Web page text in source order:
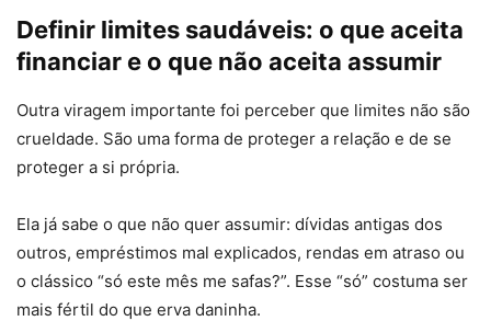
Definir limites saudáveis: o que aceita
financiar e o que não aceita assumir
Outra viragem importante foi perceber que limites não são
crueldade. São uma forma de proteger a relação e de se
proteger a si própria.
Ela já sabe o que não quer assumir: dívidas antigas dos
outros, empréstimos mal explicados, rendas em atraso ou
o clássico “só este mês me safas?”. Esse “só” costuma ser
mais fértil do que erva daninha.